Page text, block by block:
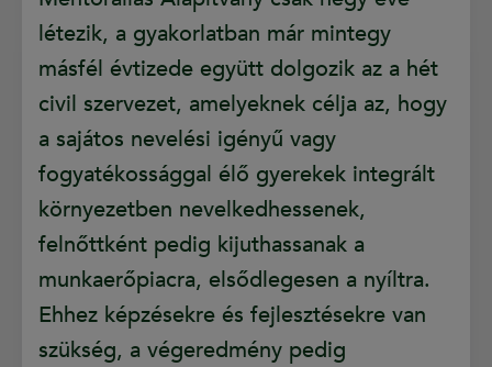
létezik, a gyakorlatban már mintegy
másfél évtizede együtt dolgozik az a hét
civil szervezet, amelyeknek célja az, hogy
a sajátos nevelési igényű vagy
fogyatékossággal élő gyerekek integrált
környezetben nevelkedhessenek,
felnőttként pedig kijuthassanak a
munkaerőpiacra, elsődlegesen a nyíltra.
Ehhez képzésekre és fejlesztésekre van
szükség, a végeredmény pedig